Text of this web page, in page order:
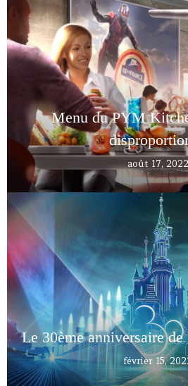
Menu du PYM
août 17, 2022
Le 30ème anniversaire
février 15,